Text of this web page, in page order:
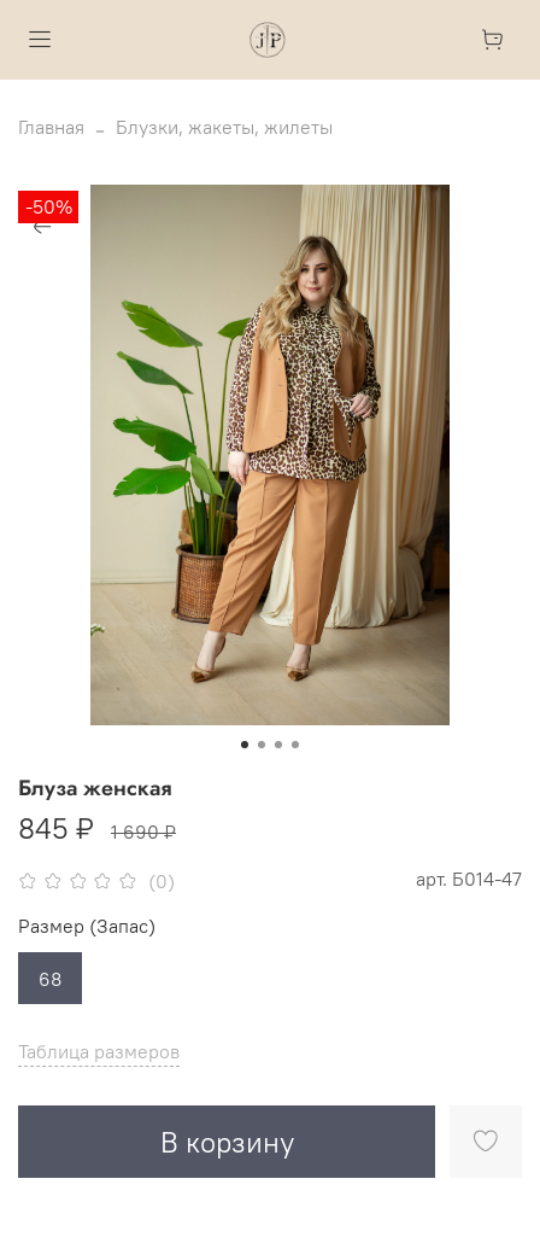
Главная Блузки, жакеты, жилеты
-50%
(0) арт. Б014-47
Блуза женская
845 ₽ 1 690 ₽
Таблица размеров
В корзину
Размер (Запас)
68